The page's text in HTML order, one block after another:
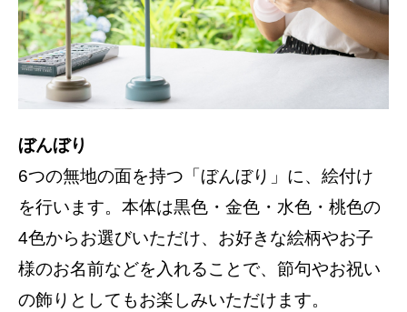
ぼんぼり
6つの無地の面を持つ「ぼんぼり」に、絵付け
を行います。本体は黒色・金色・水色・桃色の
4色からお選びいただけ、お好きな絵柄やお子
様のお名前などを入れることで、節句やお祝い
の飾りとしてもお楽しみいただけます。